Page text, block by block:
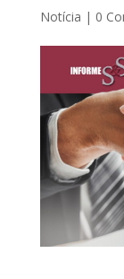
Notícia | 0